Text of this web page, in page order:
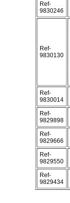
Ref-
9830246
Ref-
9830130
Ref-
9830014
Ref-
9829898
Ref-
9829666
Ref-
9829550
Ref-
9829434